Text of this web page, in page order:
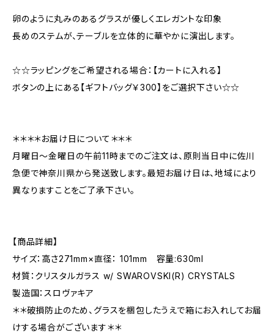
卵のように丸みのあるグラスが優しくエレガントな印象
長めのステムが、テーブルを立体的に華やかに演出します。
☆☆ラッピングをご希望される場合：【カートに入れる】
ボタンの上にある【ギフトバッグ￥300】をご選択下さい☆☆
＊＊＊＊お届け日について＊＊＊
月曜日～金曜日の午前11時までのご注文は、原則当日中に佐川
急便で神奈川県から発送致します。最短お届け日は、地域により
異なりますことをご了承下さい。
【商品詳細】
サイズ：高さ271mm×直径： 101mm 容量:630ml
材質：クリスタルガラス w/ SWAROVSKI(R) CRYSTALS
製造国：スロヴァキア
＊＊破損防止のため、グラスを梱包したうえで箱にお入れしてお届
けする場合がございます＊＊